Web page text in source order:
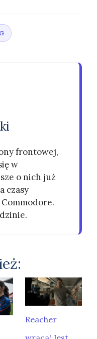
frontowej,
w
o nich już
czasy
Reacher